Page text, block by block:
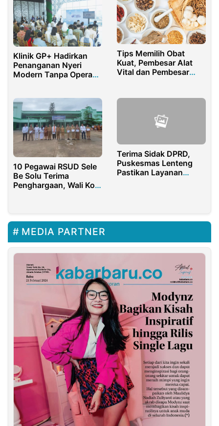
Klinik GP+ Hadirkan
Penanganan Nyeri
Modern Tanpa Operasi
Tips Memilih Obat
Kuat, Pembesar Alat
Vital dan Pembesar
10 Pegawai RSUD Sele
Be Solu Terima
Penghargaan, Wali Kota
Terima Sidak DPRD,
Puskesmas Lenteng
Pastikan Layanan
MEDIA PARTNER